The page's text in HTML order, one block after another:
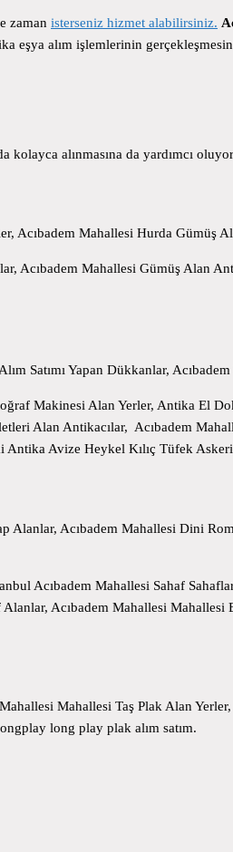
zaman isterseniz hizmet alabilirsiniz.
eşya alım işlemlerinin
alınmasına da yardımcı
Acıbadem Mahallesi Hurda Gümüş
Acıbadem Mahallesi Gümüş Alan
Satımı Yapan Dükkanlar,
Makinesi Alan Yerler, Antika El
Alan Antikacılar, Acıbadem
Avize Heykel Kılıç Tüfek
Alanlar, Acıbadem Mahallesi Dini
Acıbadem Mahallesi Sahaf
Acıbadem Mahallesi Mahallesi
Mahallesi Taş Plak Alan
long play plak alım satım.